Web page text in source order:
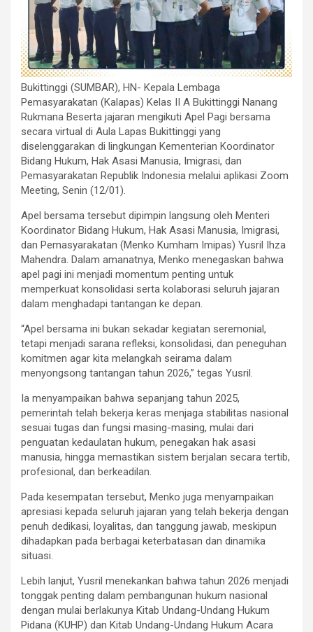
Bukittinggi (SUMBAR), HN- Kepala Lembaga
Pemasyarakatan (Kalapas) Kelas II A Bukittinggi Nanang
Rukmana Beserta jajaran mengikuti Apel Pagi bersama
secara virtual di Aula Lapas Bukittinggi yang
diselenggarakan di lingkungan Kementerian Koordinator
Bidang Hukum, Hak Asasi Manusia, Imigrasi, dan
Pemasyarakatan Republik Indonesia melalui aplikasi Zoom
Meeting, Senin (12/01).
Apel bersama tersebut dipimpin langsung oleh Menteri
Koordinator Bidang Hukum, Hak Asasi Manusia, Imigrasi,
dan Pemasyarakatan (Menko Kumham Imipas) Yusril Ihza
Mahendra. Dalam amanatnya, Menko menegaskan bahwa
apel pagi ini menjadi momentum penting untuk
memperkuat konsolidasi serta kolaborasi seluruh jajaran
dalam menghadapi tantangan ke depan.
“Apel bersama ini bukan sekadar kegiatan seremonial,
tetapi menjadi sarana refleksi, konsolidasi, dan peneguhan
komitmen agar kita melangkah seirama dalam
menyongsong tantangan tahun 2026,” tegas Yusril.
Ia menyampaikan bahwa sepanjang tahun 2025,
pemerintah telah bekerja keras menjaga stabilitas nasional
sesuai tugas dan fungsi masing-masing, mulai dari
penguatan kedaulatan hukum, penegakan hak asasi
manusia, hingga memastikan sistem berjalan secara tertib,
profesional, dan berkeadilan.
Pada kesempatan tersebut, Menko juga menyampaikan
apresiasi kepada seluruh jajaran yang telah bekerja dengan
penuh dedikasi, loyalitas, dan tanggung jawab, meskipun
dihadapkan pada berbagai keterbatasan dan dinamika
situasi.
Lebih lanjut, Yusril menekankan bahwa tahun 2026 menjadi
tonggak penting dalam pembangunan hukum nasional
dengan mulai berlakunya Kitab Undang-Undang Hukum
Pidana (KUHP) dan Kitab Undang-Undang Hukum Acara